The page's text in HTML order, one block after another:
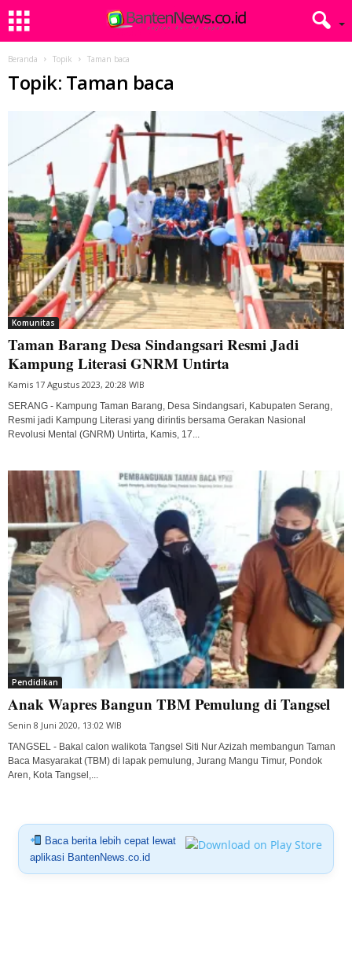
Beranda Topik Taman baca
Topik: Taman baca
Komunitas
Taman Barang Desa Sindangsari Resmi Jadi
Kampung Literasi GNRM Untirta
Kamis 17 Agustus 2023, 20:28 WIB
SERANG - Kampung Taman Barang, Desa Sindangsari, Kabupaten Serang,
Resmi jadi Kampung Literasi yang dirintis bersama Gerakan Nasional
Revolusi Mental (GNRM) Untirta, Kamis, 17...
Pendidikan
Anak Wapres Bangun TBM Pemulung di Tangsel
Senin 8 Juni 2020, 13:02 WIB
TANGSEL - Bakal calon walikota Tangsel Siti Nur Azizah membangun Taman
Baca Masyarakat (TBM) di lapak pemulung, Jurang Mangu Timur, Pondok
Aren, Kota Tangsel,...
Baca berita lebih cepat lewat
aplikasi BantenNews.co.id